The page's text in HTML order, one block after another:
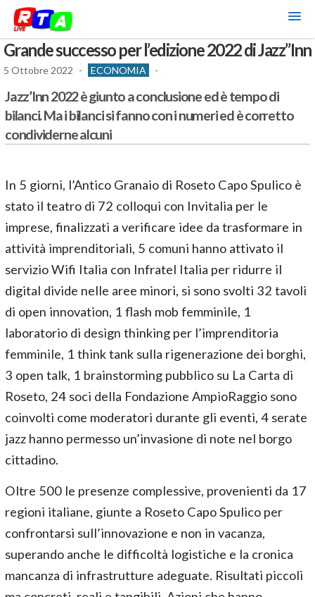
Grande successo per l’edizione 2022 di Jazz”Inn
5 Ottobre 2022 - ECONOMIA -
Jazz’Inn 2022 è giunto a conclusione ed è tempo di
bilanci. Ma i bilanci si fanno con i numeri ed è corretto
condividerne alcuni
In 5 giorni, l’Antico Granaio di Roseto Capo Spulico è
stato il teatro di 72 colloqui con Invitalia per le
imprese, finalizzati a verificare idee da trasformare in
attività imprenditoriali, 5 comuni hanno attivato il
servizio Wifi Italia con Infratel Italia per ridurre il
digital divide nelle aree minori, si sono svolti 32 tavoli
di open innovation, 1 flash mob femminile, 1
laboratorio di design thinking per l’imprenditoria
femminile, 1 think tank sulla rigenerazione dei borghi,
3 open talk, 1 brainstorming pubblico su La Carta di
Roseto, 24 soci della Fondazione AmpioRaggio sono
coinvolti come moderatori durante gli eventi, 4 serate
jazz hanno permesso un’invasione di note nel borgo
cittadino.
Oltre 500 le presenze complessive, provenienti da 17
regioni italiane, giunte a Roseto Capo Spulico per
confrontarsi sull’innovazione e non in vacanza,
superando anche le difficoltà logistiche e la cronica
mancanza di infrastrutture adeguate. Risultati piccoli